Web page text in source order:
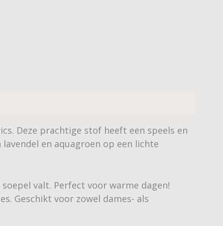
Deze prachtige stof heeft een speels en
en aquagroen op een lichte
valt. Perfect voor warme dagen!
Geschikt voor zowel dames- als